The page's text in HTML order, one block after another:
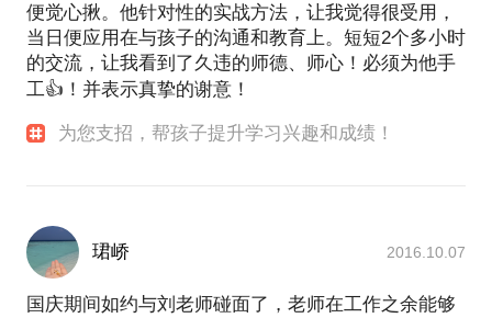
便觉心揪。他针对性的实战方法，让我觉得很受用，
当日便应用在与孩子的沟通和教育上。短短2个多小时
的交流，让我看到了久违的师德、师心！必须为他手
工👍！并表示真挚的谢意！
为您支招，帮孩子提升学习兴趣和成绩！
珺峤 2016.10.07
国庆期间如约与刘老师碰面了，老师在工作之余能够